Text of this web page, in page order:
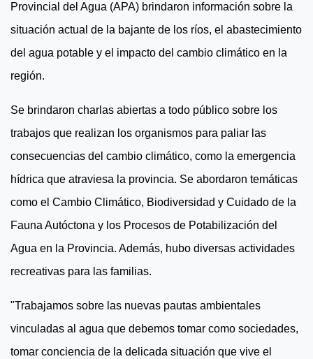
Provincial del Agua (APA) brindaron información sobre la
situación actual de la bajante de los ríos, el abastecimiento
del agua potable y el impacto del cambio climático en la
región.
Se brindaron charlas abiertas a todo público sobre los
trabajos que realizan los organismos para paliar las
consecuencias del cambio climático, como la emergencia
hídrica que atraviesa la provincia. Se abordaron temáticas
como el Cambio Climático, Biodiversidad y Cuidado de la
Fauna Autóctona y los Procesos de Potabilización del
Agua en la Provincia. Además, hubo diversas actividades
recreativas para las familias.
"Trabajamos sobre las nuevas pautas ambientales
vinculadas al agua que debemos tomar como sociedades,
tomar conciencia de la delicada situación que vive el